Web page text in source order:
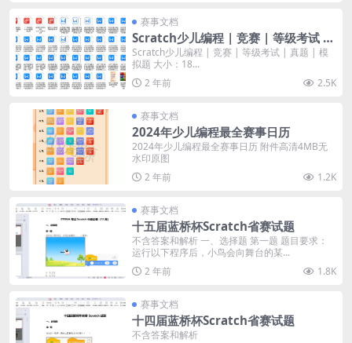
赛事文档
Scratch少儿编程 | 竞赛 | 等级考试 |
真题 | 模拟题
Scratch少儿编程 | 竞赛 | 等级考试 | 真题 | 模
拟题 大小：18...
2 年前
2.5K
赛事文档
2024年少儿编程最全赛事日历
2024年少儿编程最全赛事日历 附件高清4MB无
水印原图
2 年前
1.2K
赛事文档
十五届蓝桥杯Scratch省赛试题
不含答案和解析 一、选择题 第一题 题目要求：
运行以下程序后，小鸟会向舞台的某...
2 年前
1.8K
赛事文档
十四届蓝桥杯Scratch省赛试题
不含答案和解析